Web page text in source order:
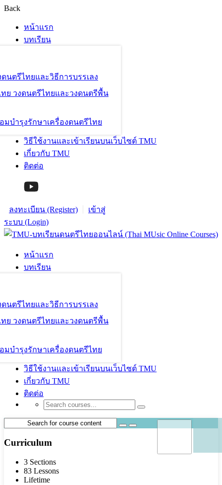
Back
หน้าแรก
บทเรียน
ดนตรีไทยและวิธีการบรรเลง
ทย วงดนตรีไทยและวงดนตรีพื้น
มบำรุงรักษาเครื่องดนตรีไทย
วิธีใช้งานและเข้าเรียนบนเว็บไซต์ TMU
เกี่ยวกับ TMU
ติดต่อ
ลงทะเบียน (Register)
เข้าสู่
ระบบ (Login)
หน้าแรก
บทเรียน
ดนตรีไทยและวิธีการบรรเลง
ทย วงดนตรีไทยและวงดนตรีพื้น
มบำรุงรักษาเครื่องดนตรีไทย
วิธีใช้งานและเข้าเรียนบนเว็บไซต์ TMU
เกี่ยวกับ TMU
ติดต่อ
Curriculum
3 Sections
83 Lessons
Lifetime